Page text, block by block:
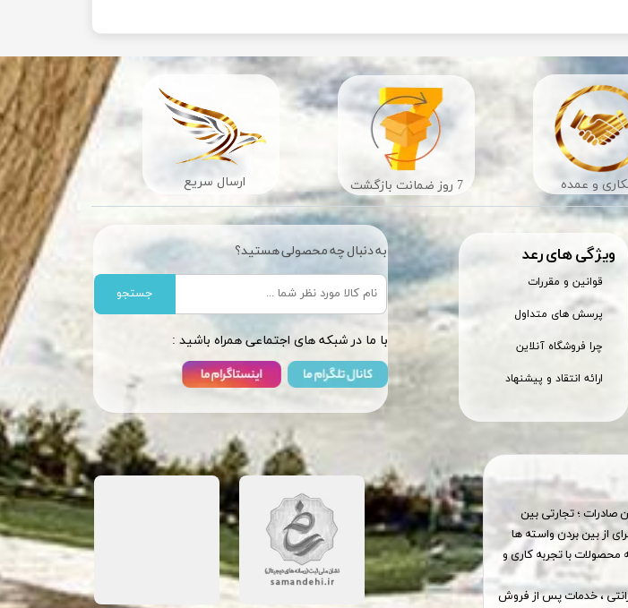
صادرات ؛ تجارتی بین
از بین بردن واسته ها
با تجربه کاری و
، خدمات پس از فروش
ارسال سریع
ویژگی های رعد
قوانین و مقررات
پرسش های متداول
چرا فروشگاه آنلاین
ارائه انتقاد و پیشنهاد
به دنبال چه محصولی هستید؟
جستجو
​​با ما در شبکه های اجتماعی همراه باشید :
7 روز ضمانت بازگشت و عمده